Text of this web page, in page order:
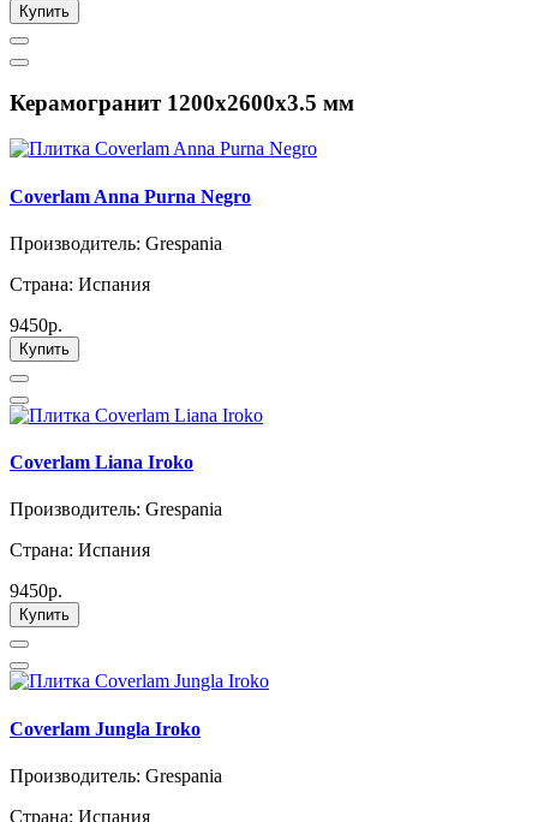
Купить
Керамогранит 1200х2600х3.5 мм
Coverlam Anna Purna Negro
Производитель: Grespania
Страна: Испания
9450р.
Купить
Coverlam Liana Iroko
Производитель: Grespania
Страна: Испания
9450р.
Купить
Coverlam Jungla Iroko
Производитель: Grespania
Страна: Испания